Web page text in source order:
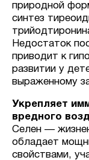
природной
синтез
Недостаток
приводит к
развитии у
выраженному
Укрепляет
вредного
Селен —
обладает
свойствами,